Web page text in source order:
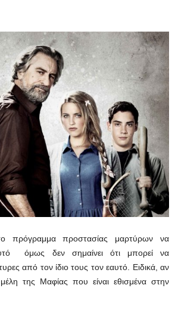
πρόγραμμα προστασίας μαρτύρων να
όμως δεν σημαίνει ότι μπορεί να
από τον ίδιο τους τον εαυτό. Ειδικά, αν
της Μαφίας που είναι εθισμένα στην